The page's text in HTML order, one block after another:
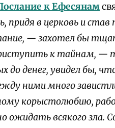
к Ефесянам
в церковь и став
— захотел бы
к тайнам, —
до денег, увидел бы,
ними много
корыстолюбию,
ожидать всякого зла.